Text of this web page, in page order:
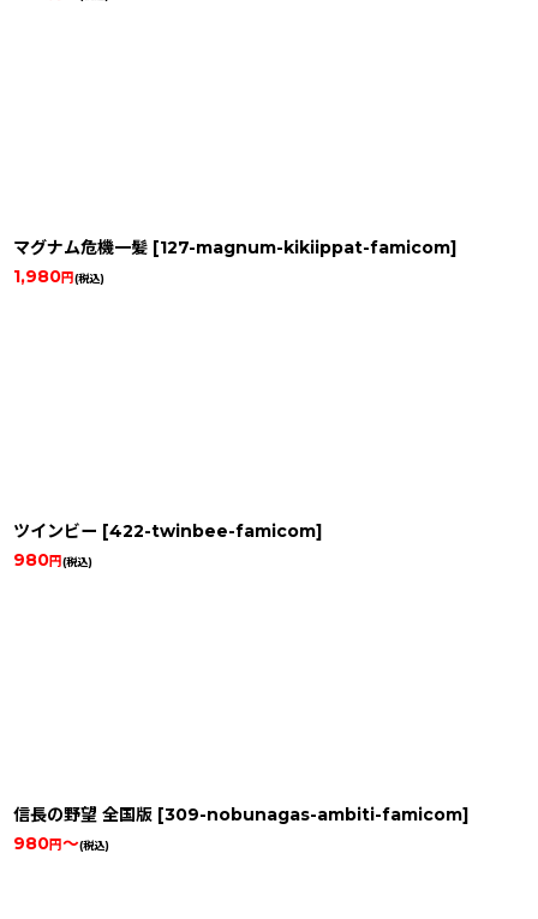
マグナム危機一髪 [127-magnum-kikiippat-famicom]
1,980円(税込)
ツインビー [422-twinbee-famicom]
980円(税込)
信長の野望 全国版 [309-nobunagas-ambiti-famicom]
980円～(税込)